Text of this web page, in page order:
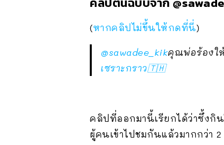
(หากคลิปไม่ขึ้นให้กดที่นี่)
@sawadee_kikคุณพ่อร้องให้
เซราะกราว🇹🇭
คลิปที่ออกมานี้เรียกได้ว่าซึ้งกิ
ผู้คนเข้าไปชมกันแล้วมากกว่า